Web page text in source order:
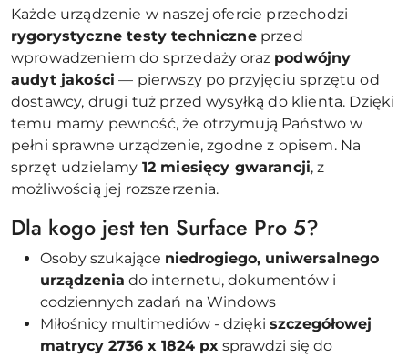
Każde urządzenie w naszej ofercie przechodzi
rygorystyczne testy techniczneprzed
wprowadzeniem do sprzedaży oraz podwójny
audyt jakości — pierwszy po przyjęciu sprzętu od
dostawcy, drugi tuż przed wysyłką do klienta. Dzięki
temu mamy pewność, że otrzymują Państwo w
pełni sprawne urządzenie, zgodne z opisem. Na
sprzęt udzielamy 12 miesięcy gwarancji, z
możliwością jej rozszerzenia.
Dla kogo jest ten Surface Pro 5?
Osoby szukające niedrogiego, uniwersalnego
urządzenia do internetu, dokumentów i
codziennych zadań na Windows
Miłośnicy multimediów - dzięki szczegółowej
matrycy 2736 x 1824 px sprawdzi się do